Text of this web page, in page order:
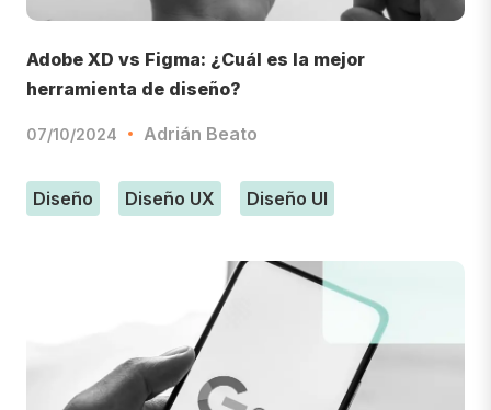
Adobe XD vs Figma: ¿Cuál es la mejor
herramienta de diseño?
07/10/2024 Adrián Beato
Diseño Diseño UX Diseño UI